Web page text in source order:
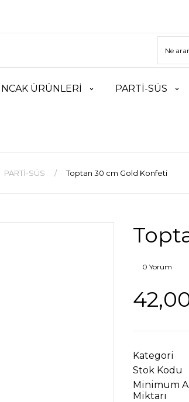
ÜRÜNLERİ PARTİ-SÜS
PARTİ-SÜS Toptan 30 cm Gold Konfeti
0 Yorum
Kategori
Stok Kodu
Minimum
Miktarı